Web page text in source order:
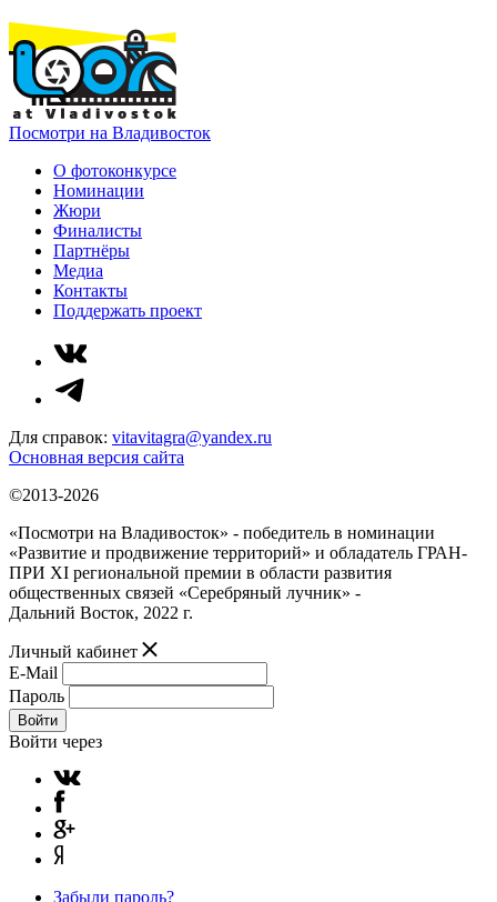
Посмотри на Владивосток
О фотоконкурсе
Номинации
Жюри
Финалисты
Партнёры
Медиа
Контакты
Поддержать проект
Для справок: vitavitagra@yandex.ru
Основная версия сайта
©2013-2026
«Посмотри на Владивосток» - победитель в номинации
«Развитие и продвижение территорий» и обладатель ГРАН-
ПРИ XI региональной премии в области развития
общественных связей «Серебряный лучник» -
Дальний Восток, 2022 г.
Личный кабинет
E-Mail
Пароль
Войти
Войти через
Забыли пароль?